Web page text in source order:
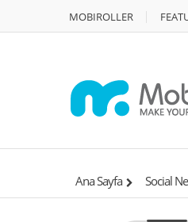
MOBIROLLER
Ana Sayfa Social